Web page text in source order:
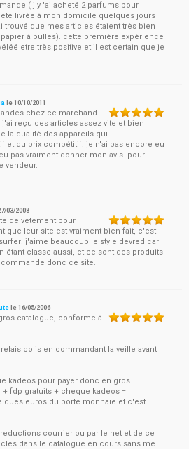
( j'y 'ai acheté 2 parfums pour
livrée à mon domicile quelques jours
trouvé que mes articles étaient très bien
à bulles). cette première expérience
etre très positive et il est certain que je
le10/10/2011
chez ce marchand
reçu ces articles assez vite et bien
la qualité des appareils qui
et du prix compétitif. je n'ai pas encore eu
pas vraiment donner mon avis. pour
vendeur.
03/2008
de vetement pour
que leur site est vraiment bien fait, c'est
j'aime beaucoup le style devred car
étant classe aussi, et ce sont des produits
donc ce site.
le16/05/2006
catalogue, conforme à
colis en commandant la veille avant
kadeos pour payer donc en gros
fdp gratuits + cheque kadeos =
euros du porte monnaie et c'est
courrier ou par le net et de ce
dans le catalogue en cours sans me